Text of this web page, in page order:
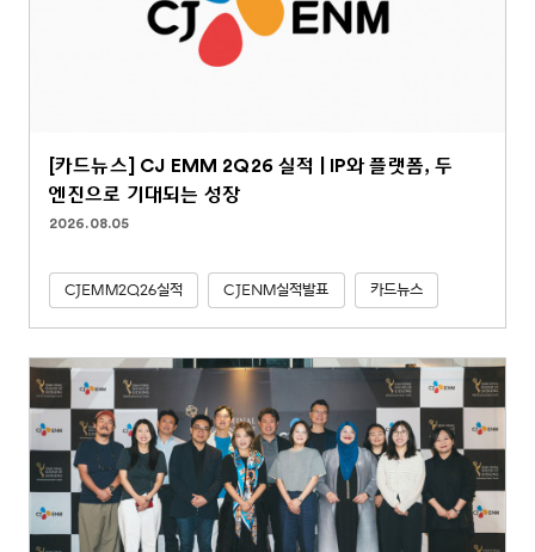
[카드뉴스] CJ EMM 2Q26 실적 | IP와 플랫폼, 두
엔진으로 기대되는 성장
2026.08.05
CJEMM2Q26실적 CJENM실적발표 카드뉴스